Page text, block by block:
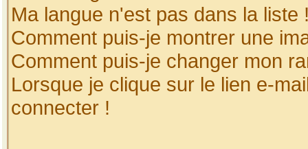
Ma langue n'est pas dans la liste
Comment puis-je montrer une
Comment puis-je changer mon
Lorsque je clique sur le lien e-
connecter !